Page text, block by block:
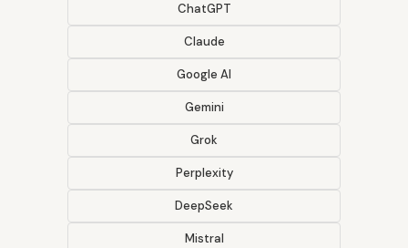
ChatGPT
Claude
Google AI
Gemini
Grok
Perplexity
DeepSeek
Mistral